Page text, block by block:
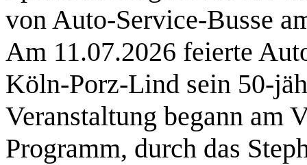
von Auto‑Service‑Busse
Am 11.07.2026 feierte
Köln‑Porz‑Lind sein
Veranstaltung begann am
Programm, durch das